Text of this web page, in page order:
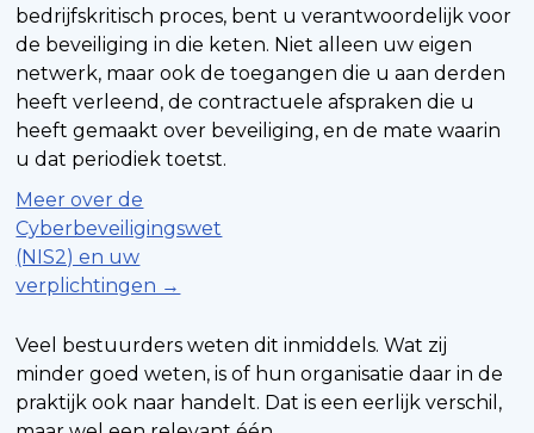
bedrijfskritisch proces, bent u verantwoordelijk voor
de beveiliging in die keten. Niet alleen uw eigen
netwerk, maar ook de toegangen die u aan derden
heeft verleend, de contractuele afspraken die u
heeft gemaakt over beveiliging, en de mate waarin
u dat periodiek toetst.
Meer over de
Cyberbeveiligingswet
(NIS2) en uw
verplichtingen →
Veel bestuurders weten dit inmiddels. Wat zij
minder goed weten, is of hun organisatie daar in de
praktijk ook naar handelt. Dat is een eerlijk verschil,